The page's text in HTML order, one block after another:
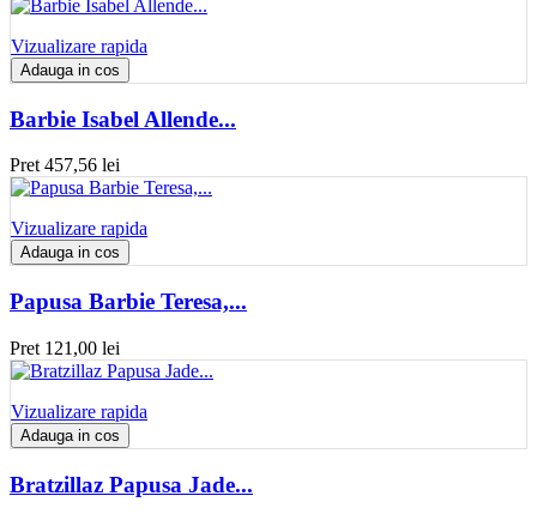
Vizualizare rapida
Adauga in cos
Barbie Isabel Allende...
Pret 457,56 lei
Vizualizare rapida
Adauga in cos
Papusa Barbie Teresa,...
Pret 121,00 lei
Vizualizare rapida
Adauga in cos
Bratzillaz Papusa Jade...